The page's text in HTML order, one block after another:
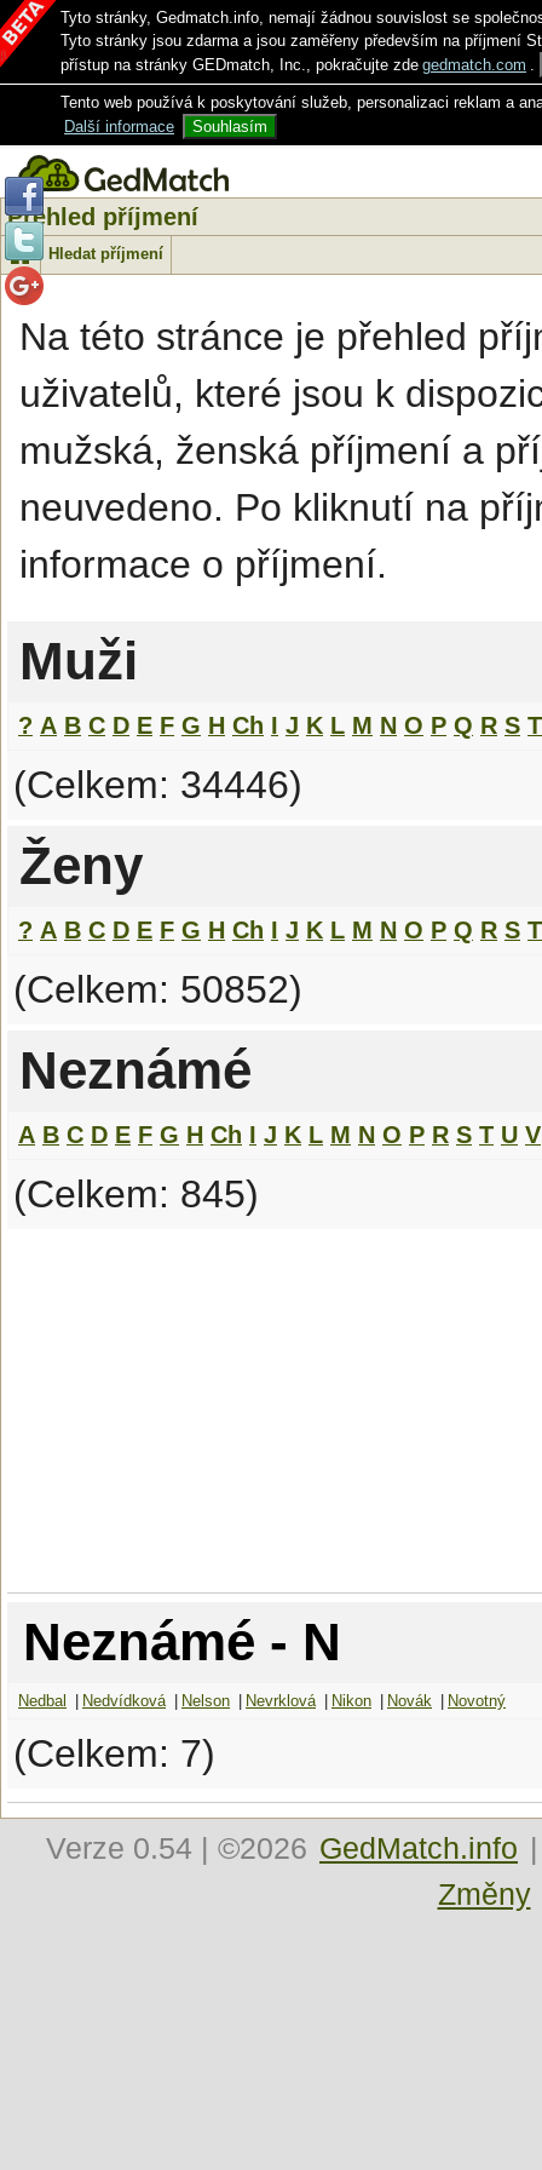
Tyto stránky, Gedmatch.info, nemají žádnou souvislost se
Tyto stránky jsou zdarma a jsou zaměřeny především na příjmení
přístup na stránky GEDmatch, Inc., pokračujte zde gedmatch.com .
Tento web používá k poskytování služeb, personalizaci reklam a
Další informace
Souhlasím
Přehled příjmení
Hledat příjmení
Na této stránce je přehled
uživatelů, které jsou k
mužská, ženská příjmení a
neuvedeno. Po kliknutí na
informace o příjmení.
Muži
? A B C D E F G H Ch I J K L M N O P Q R S T
(Celkem: 34446)
Ženy
? A B C D E F G H Ch I J K L M N O P Q R S T
(Celkem: 50852)
Neznámé
A B C D E F G H Ch I J K L M N O P R S T U V
(Celkem: 845)
Neznámé - N
Nedbal | Nedvídková | Nelson | Nevrklová | Nikon | Novák | Novotný
(Celkem: 7)
Verze 0.54 | ©2026 GedMatch.info
Změny